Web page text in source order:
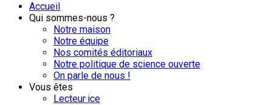
Accueil
Qui sommes-nous ?
Notre maison
Notre équipe
Nos comités éditoriaux
Notre politique de science ouverte
On parle de nous !
Vous êtes
Lecteur·ice